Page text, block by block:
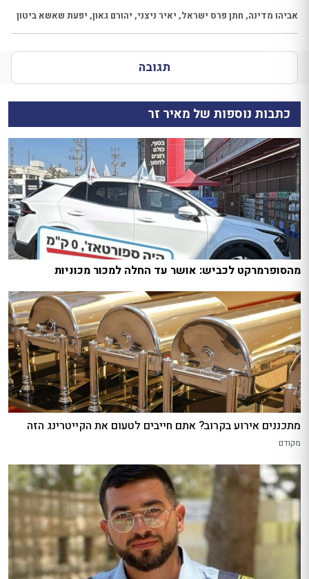
אביהו מדינה, חתן פרס ישראל, יאיר ניצני, יהורם גאון, יפעת שאשא ביטון
תגובה
כתבות נוספות של מאיר זר
מהסופרמרקט לכביש: אושר עד החלה למכור מכוניות
מתכננים אירוע בקרוב? אתם חייבים לטעום את הקייטרינג הזה
מקודם